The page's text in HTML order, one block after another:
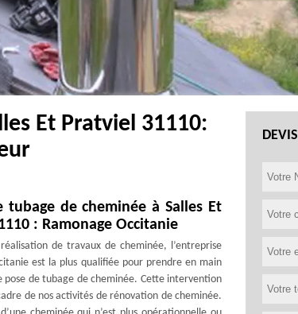
Et Pratviel 31110:
tubage de cheminée à Salles Et
: Ramonage Occitanie
de travaux de cheminée, l’entreprise
est la plus qualifiée pour prendre en main
de tubage de cheminée. Cette intervention
de nos activités de rénovation de cheminée.